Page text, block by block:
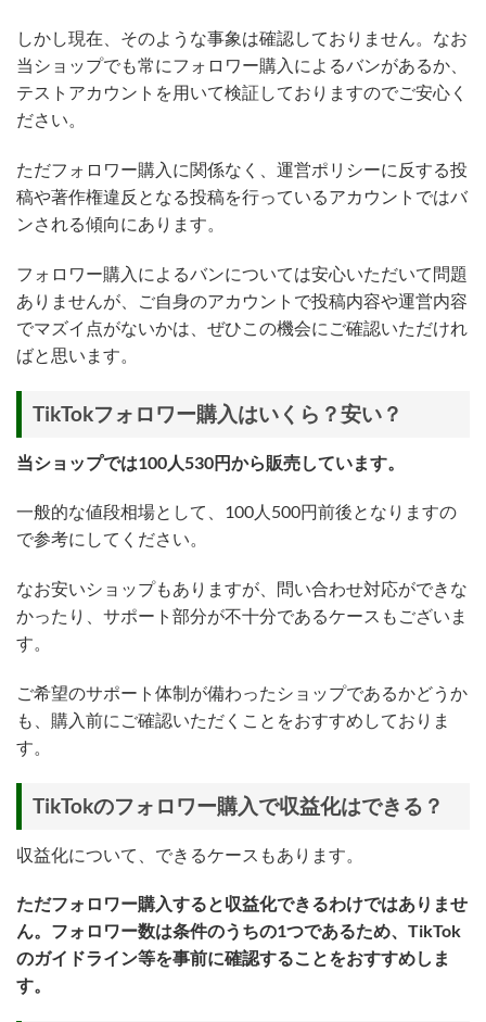
しかし現在、そのような事象は確認しておりません。なお
当ショップでも常にフォロワー購入によるバンがあるか、
テストアカウントを用いて検証しておりますのでご安心く
ださい。
ただフォロワー購入に関係なく、運営ポリシーに反する投
稿や著作権違反となる投稿を行っているアカウントではバ
ンされる傾向にあります。
フォロワー購入によるバンについては安心いただいて問題
ありませんが、ご自身のアカウントで投稿内容や運営内容
でマズイ点がないかは、ぜひこの機会にご確認いただけれ
ばと思います。
TikTokフォロワー購入はいくら？安い？
当ショップでは100人530円から販売しています。
一般的な値段相場として、100人500円前後となりますの
で参考にしてください。
なお安いショップもありますが、問い合わせ対応ができな
かったり、サポート部分が不十分であるケースもございま
す。
ご希望のサポート体制が備わったショップであるかどうか
も、購入前にご確認いただくことをおすすめしておりま
す。
TikTokのフォロワー購入で収益化はできる？
収益化について、できるケースもあります。
ただフォロワー購入すると収益化できるわけではありませ
ん。フォロワー数は条件のうちの1つであるため、TikTok
のガイドライン等を事前に確認することをおすすめしま
す。